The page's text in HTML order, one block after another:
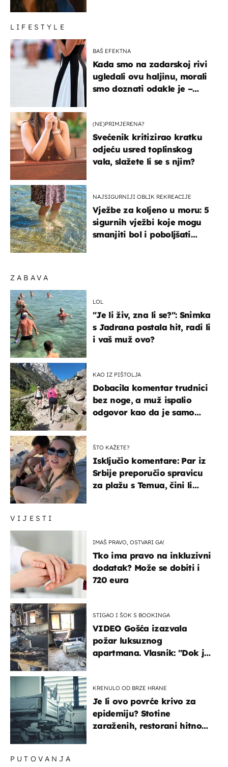
VIJESTI
IMAŠ PRAVO, OSTVARI GA!
Tko ima pravo na inkluzivni
dodatak? Može se dobiti i
720 eura
STIGAO I ŠOK S BOOKINGA
VIDEO Gošća izazvala
požar luksuznog
apartmana. Vlasnik: "Dok je
KRENULO OD BRZE HRANE
Je li ovo povrće krivo za
epidemiju? Stotine
zaraženih, restorani hitno
ZABAVA
LOL
"Je li živ, zna li se?": Snimka
s Jadrana postala hit, radi li
i vaš muž ovo?
KAO IZ PIŠTOLJA
Dobacila komentar trudnici
bez noge, a muž ispalio
odgovor kao da je samo
ŠTO KAŽETE?
Isključio komentare: Par iz
Srbije preporučio spravicu
za plažu s Temua, čini li
PUTOVANJA
LIFESTYLE
BAŠ EFEKTNA
Kada smo na zadarskoj rivi
ugledali ovu haljinu, morali
smo doznati odakle je –
(NE)PRIMJERENA?
Svećenik kritizirao kratku
odjeću usred toplinskog
vala, slažete li se s njim?
NAJSIGURNIJI OBLIK REKREACIJE
Vježbe za koljeno u moru: 5
sigurnih vježbi koje mogu
smanjiti bol i poboljšati